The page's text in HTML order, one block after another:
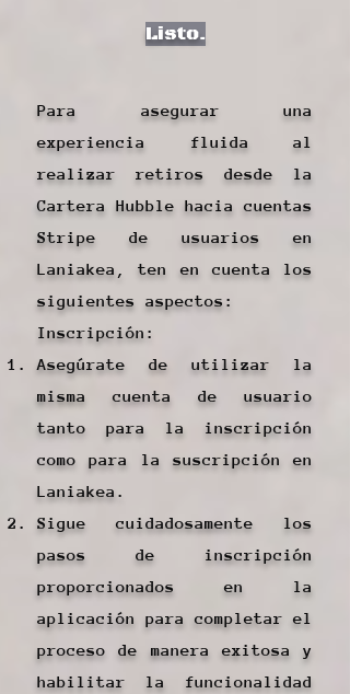
Listo.
Para asegurar una
experiencia fluida al
realizar retiros desde la
Cartera Hubble hacia cuentas
Stripe de usuarios en
Laniakea, ten en cuenta los
siguientes aspectos:
Inscripción:
Asegúrate de utilizar la
misma cuenta de usuario
tanto para la inscripción
como para la suscripción en
Laniakea.
Sigue cuidadosamente los
pasos de inscripción
proporcionados en la
aplicación para completar el
proceso de manera exitosa y
habilitar la funcionalidad